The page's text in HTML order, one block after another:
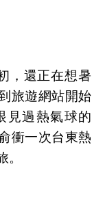
，還正在想暑
旅遊網站開始
見過熱氣球的
衝一次台東熱